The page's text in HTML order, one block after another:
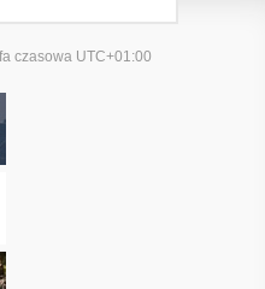
czasowa UTC+01:00